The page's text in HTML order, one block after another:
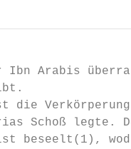
Ibn Arabis
die
Schoß legte.
beseelt(1),